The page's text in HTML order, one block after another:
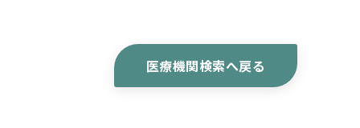
医療機関検索へ戻る